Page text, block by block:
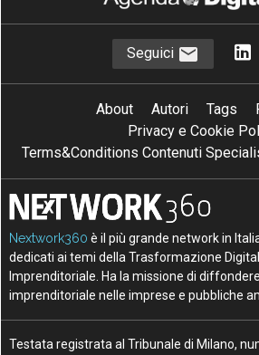
Seguici
About Autori Tags
Privacy e Cookie
Terms&Conditions Contenuti
Nextwork360 è il più grande network in
dedicati ai temi della Trasformazione
Imprenditoriale. Ha la missione di
imprenditoriale nelle imprese e pubbliche
Testata registrata al Tribunale di Milano,